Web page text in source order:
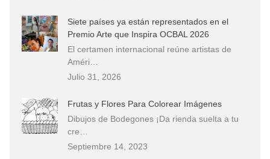
Siete países ya están representados en el
Premio Arte que Inspira OCBAL 2026
El certamen internacional reúne artistas de
Améri…
Julio 31, 2026
Frutas y Flores Para Colorear Imágenes
Dibujos de Bodegones ¡Da rienda suelta a tu
cre…
Septiembre 14, 2023